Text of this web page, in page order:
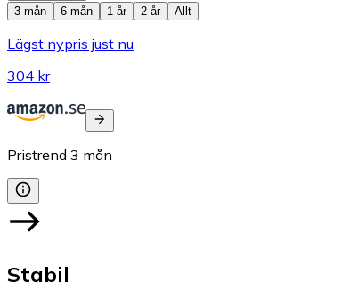
3 mån
6 mån 1 år 2 år Allt
Lägst nypris just nu
304 kr
Pristrend 3 mån
Stabil